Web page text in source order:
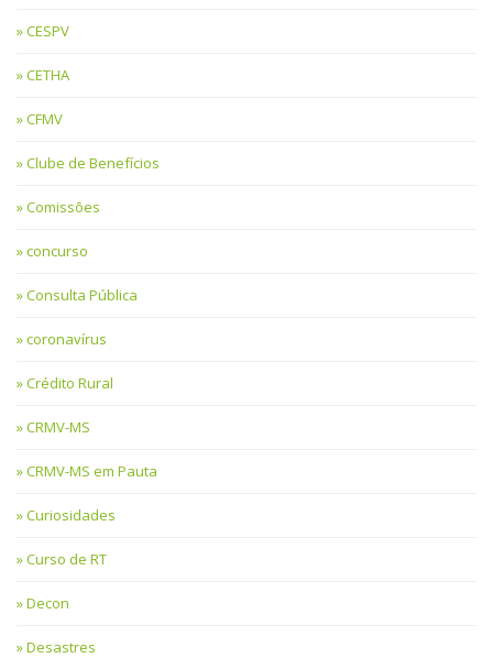
CESPV
CETHA
CFMV
Clube de Benefícios
Comissões
concurso
Consulta Pública
coronavírus
Crédito Rural
CRMV-MS
CRMV-MS em Pauta
Curiosidades
Curso de RT
Decon
Desastres